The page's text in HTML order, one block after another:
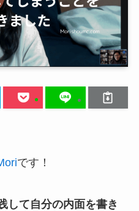
です！
して自分の内面を書き